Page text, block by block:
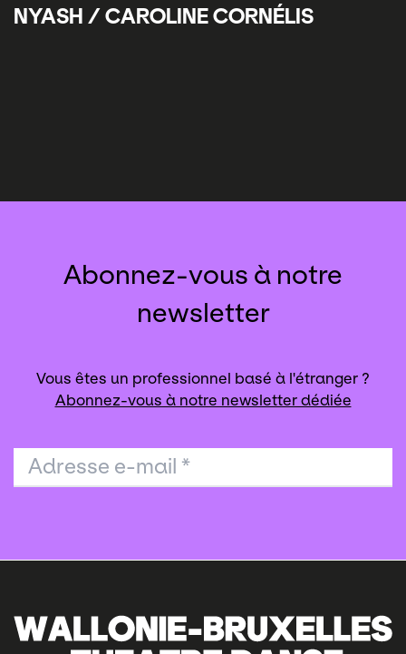
NYASH / CAROLINE CORNÉLIS
Abonnez-vous à notre
newsletter
Vous êtes un professionnel basé à l'étranger ?
Abonnez-vous à notre newsletter dédiée
Adresse e-mail *